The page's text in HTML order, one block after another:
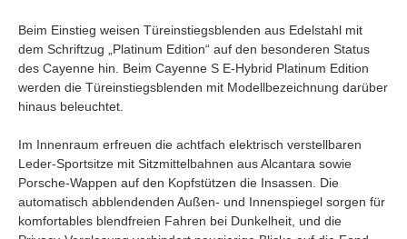
Beim Einstieg weisen Türeinstiegsblenden aus Edelstahl mit
dem Schriftzug „Platinum Edition“ auf den besonderen Status
des Cayenne hin. Beim Cayenne S E-Hybrid Platinum Edition
werden die Türeinstiegsblenden mit Modellbezeichnung darüber
hinaus beleuchtet.
Im Innenraum erfreuen die achtfach elektrisch verstellbaren
Leder-Sportsitze mit Sitzmittelbahnen aus Alcantara sowie
Porsche-Wappen auf den Kopfstützen die Insassen. Die
automatisch abblendenden Außen- und Innenspiegel sorgen für
komfortables blendfreien Fahren bei Dunkelheit, und die